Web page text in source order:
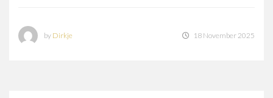
by Dirkje 18 November 2025